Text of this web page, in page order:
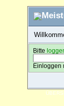
Bitte
Einloggen